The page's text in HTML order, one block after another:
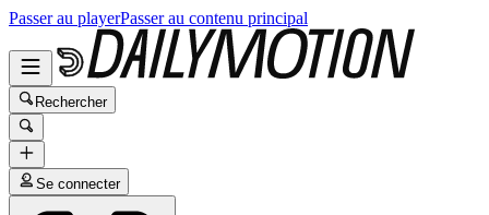
Passer au playerPasser au contenu principal
Rechercher
Se connecter